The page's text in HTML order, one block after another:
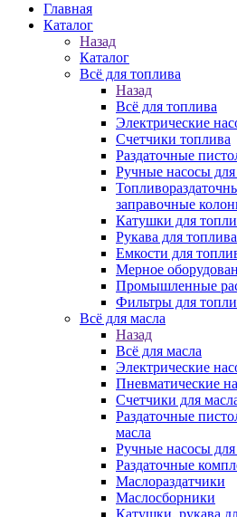
Главная
Каталог
Назад
Каталог
Всё для топлива
Назад
Всё для топлива
Электрические
Счетчики топлива
Раздаточные
Ручные насосы для
заправочные
Катушки для
Рукава для топлива
Емкости для
Мерное
Промышленные
Фильтры для
Всё для масла
Назад
Всё для масла
Электрические
Пневматические
Счетчики для
Раздаточные
масла
Ручные насосы для
Раздаточные
Маслораздатчики
Маслосборники
Катушки, рукава